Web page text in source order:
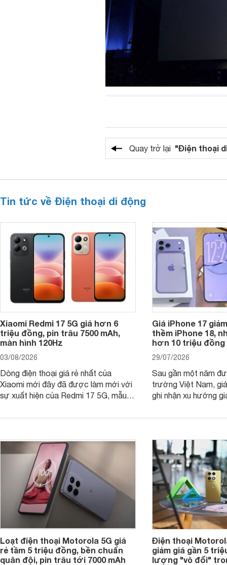
Quay trở lại "Điện thoại
Tin tức về Điện thoại di động
Xiaomi Redmi 17 5G giá hơn 6
triệu đồng, pin trâu 7500 mAh,
màn hình 120Hz
03/08/2026
Dòng điện thoại giá rẻ nhất của
Xiaomi mới đây đã được làm mới với
sự xuất hiện của Redmi 17 5G, mẫu
Giá iPhone 17
thềm iPhone 18,
hơn 10 triệu đồng
29/07/2026
Sau gần một năm
trường Việt Nam,
ghi nhận xu hướng
Loạt điện thoại Motorola 5G giá
rẻ tầm 5 triệu đồng, bền chuẩn
quân đội, pin trâu tới 7000 mAh
Điện thoại
giảm giá gần 5
lượng "vô đối"